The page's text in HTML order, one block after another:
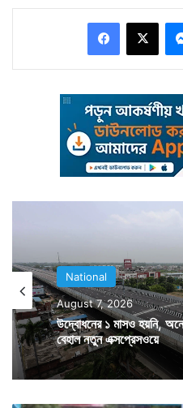
উত্তেজিত জনতাকে সরিয়ে
মেরিনা বিচে। পুলিশের সঙ্গে
ঘটে। পুলিশকে ব্যাপক
বৃদ্ধ ও বৃদ্ধা গুরুতর জখম
মেরিনা বিচ থেকে সরিয়ে দিতে
আগুনও লাগিয়ে দেয়।
অন্যান্য জায়গাতেও।
বিভিন্ন কোণায় প্রতিবাদের
National
August 7, 2026
উদ্বোধনের ১ মাসও হয়নি,
বেহাল নতুন এক্সপ্রেসওয়ে